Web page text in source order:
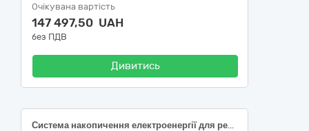
Очікувана вартість
147 497,50 UAH
без ПДВ
Дивитись
Система накопичення електроенергії для резервного електроживлення будівлі навчального корпусу за адресою: 08205, Київська обл., Бучанський р-н, м. Ірпінь, вул. Драча Івана, 9, із використанням трифазного гібридного інвертора, акумуляторних батарей, блока керування, електрощитового обладнання